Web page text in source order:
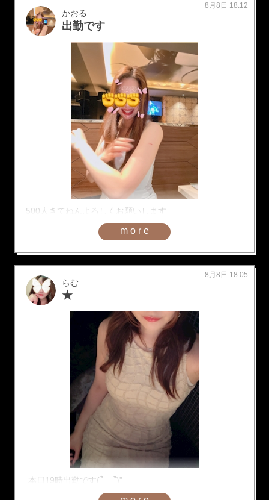
かおる
出勤です
8月8日 18:12
500人きてねんよろしくお願いします
more
らむ
★
8月8日 18:05
本日19時出勤です(՞ . .՞)"